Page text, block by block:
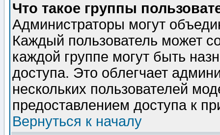
Что такое группы
Администраторы могут
Каждый пользователь может
каждой группе могут быть
доступа. Это облегчает
нескольких пользователей
предоставлением доступа к
Вернуться к началу